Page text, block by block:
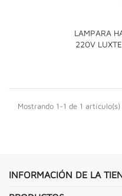
LAMPARA
220V
Mostrando 1-1 de 1 artículo(s)
INFORMACIÓN DE LA